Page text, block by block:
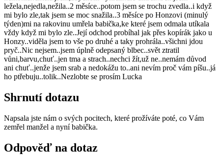
ležela,nejedla,nežila..2 měsíce..potom jsem se trochu zvedla..i když
mi bylo zle,tak jsem se moc snažila..3 měsíce po Honzovi (minulý
týden)mi na rakovinu umřela babička,ke které jsem odmala utíkala
vždy když mi bylo zle..Její odchod probíhal jak přes kopírák jako u
Honzy..viděla jsem to vše po druhé a taky prohrála..všichni jdou
pryč..Nic nejsem..jsem úplně odepsaný blbec..svět ztratil
vůni,barvu,chuť..jen tma a strach..nechci žít,už ne..nemám důvod
ani chuť..jenže jsem srab a nedokážu to..ani nevím proč vám píšu..já
ho ptřebuju..tolik..Nezlobte se prosím Lucka
Shrnutí dotazu
Napsala jste nám o svých pocitech, které prožíváte poté, co Vám
zemřel manžel a nyní babička.
Odpověď na dotaz